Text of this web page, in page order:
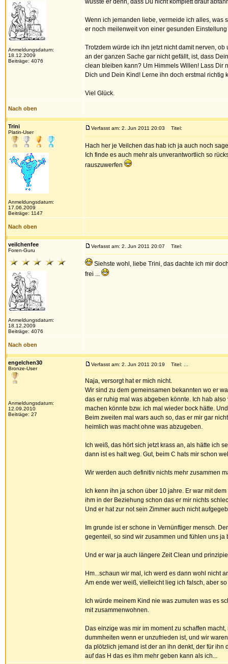
Anmeldungsdatum:
18.12.2009
Beiträge: 4076
wusste er denn, dass Du nicht komplett drauf
Wenn ich jemanden liebe, vermeide ich alles, was
er noch meilenweit von einer gesunden Einstellung
Trotzdem würde ich ihn jetzt nicht damit nerven,
an der ganzen Sache gar nicht gefällt, ist, dass
clean bleiben kann? Um Himmels Willen! Lass Dir
Dich und Dein Kind! Lerne ihn doch erstmal richtig
Viel Glück.
Nach oben
Trini
Platin-User
Anmeldungsdatum:
17.06.2009
Beiträge: 1147
Verfasst am: 2. Jun 2011 20:03 Titel:
Hach her je Veilchen das hab ich ja auch noch
Ich finde es auch mehr als unverantwortlich so
rauszuwerfen
Nach oben
veilchenfee
Foren-Guru
Anmeldungsdatum:
18.12.2009
Beiträge: 4076
Verfasst am: 2. Jun 2011 20:07 Titel:
Siehste wohl, liebe Trini, das dachte ich mir
frei ...
Nach oben
engelchen30
Bronze-User
Anmeldungsdatum:
12.09.2010
Beiträge: 27
Verfasst am: 2. Jun 2011 20:19 Titel: ...
Naja, versorgt hat er mich nicht.
Wir sind zu dem gemeinsamen bekannten wo er
das er ruhig mal was abgeben könnte. Ich hab
machen könnte bzw. ich mal wieder bock hätte.
Beim zweiten mal wars auch so, das er mir gar
heimlich was macht ohne was abzugeben.
Ich weiß, das hört sich jetzt krass an, als hätte ich
dann ist es halt weg. Gut, beim C hats mir schon
Wir werden auch definitiv nichts mehr zusammen
Ich kenn ihn ja schon über 10 jahre. Er war mit
ihm in der Beziehung schon das er mir nichts
Und er hat zur not sein Zimmer auch nicht
Im grunde ist er schone in Vernünftiger mensch.
gegenteil, so sind wir zusammen und fühlen uns
Und er war ja auch längere Zeit Clean und
Hm...schaun wir mal, ich werd es dann wohl nicht
Am ende wer weiß, vielleicht lieg ich falsch, aber
Ich würde meinem Kind nie was zumuten was es
mit zusammenwohnen.
Das einzige was mir im moment zu schaffen
dummheiten wenn er unzufrieden ist, und wir
da plötzlich jemand ist der an ihn denkt, der für ihn
auf das H das es ihm mehr geben kann als ich...